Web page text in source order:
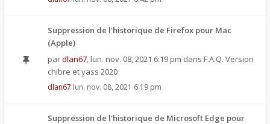
Suppression de l'historique de Firefox pour Mac
(Apple)
pardlan67, lun. nov. 08, 2021 6:19 pm dans F.A.Q. Version
chibre et yass 2020
dlan67 lun. nov. 08, 2021 6:19 pm
Suppression de l'historique de Microsoft Edge pour